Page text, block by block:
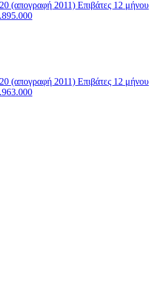
(απογραφή 2011) Επιβάτες 12 μήνου
(απογραφή 2011) Επιβάτες 12 μήνου